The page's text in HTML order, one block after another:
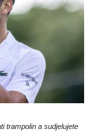
trampolin a sudjelujete